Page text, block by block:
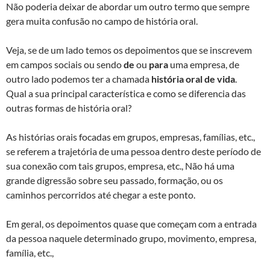
Não poderia deixar de abordar um outro termo que sempre
gera muita confusão no campo de história oral.
Veja, se de um lado temos os depoimentos que se inscrevem
em campos sociais ou sendode ou para uma empresa, de
outro lado podemos ter a chamada história oral de vida.
Qual a sua principal característica e como se diferencia das
outras formas de história oral?
As histórias orais focadas em grupos, empresas, famílias, etc.,
se referem a trajetória de uma pessoa dentro deste período de
sua conexão com tais grupos, empresa, etc., Não há uma
grande digressão sobre seu passado, formação, ou os
caminhos percorridos até chegar a este ponto.
Em geral, os depoimentos quase que começam com a entrada
da pessoa naquele determinado grupo, movimento, empresa,
família, etc.,